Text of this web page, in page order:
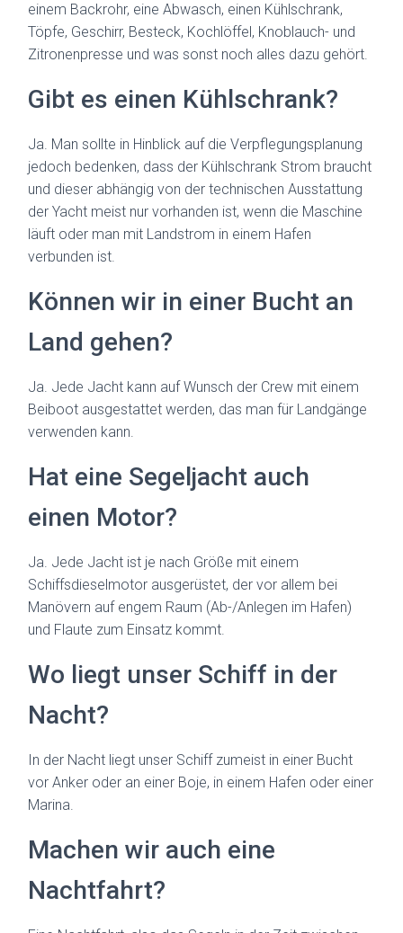
einem Backrohr, eine Abwasch, einen Kühlschrank,
Töpfe, Geschirr, Besteck, Kochlöffel, Knoblauch- und
Zitronenpresse und was sonst noch alles dazu gehört.
Gibt es einen Kühlschrank?
Ja. Man sollte in Hinblick auf die Verpflegungsplanung
jedoch bedenken, dass der Kühlschrank Strom braucht
und dieser abhängig von der technischen Ausstattung
der Yacht meist nur vorhanden ist, wenn die Maschine
läuft oder man mit Landstrom in einem Hafen
verbunden ist.
Können wir in einer Bucht an
Land gehen?
Ja. Jede Jacht kann auf Wunsch der Crew mit einem
Beiboot ausgestattet werden, das man für Landgänge
verwenden kann.
Hat eine Segeljacht auch
einen Motor?
Ja. Jede Jacht ist je nach Größe mit einem
Schiffsdieselmotor ausgerüstet, der vor allem bei
Manövern auf engem Raum (Ab-/Anlegen im Hafen)
und Flaute zum Einsatz kommt.
Wo liegt unser Schiff in der
Nacht?
In der Nacht liegt unser Schiff zumeist in einer Bucht
vor Anker oder an einer Boje, in einem Hafen oder einer
Marina.
Machen wir auch eine
Nachtfahrt?